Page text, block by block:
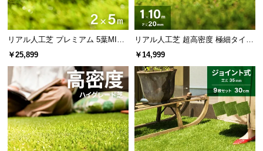
細い葉が作るきめ細かい芝目
細い葉は繊細で柔らかな感触を生み、きめ細かく美
しい芝目を作ります。
リアル人工芝 プレミアム 5葉MI
X・質感をさらに追求 芝丈38mm 2
￥25,899
リアル人工芝 超高密度 極細タイプ
芝丈20mm 1×10m 防草シート付
￥14,999